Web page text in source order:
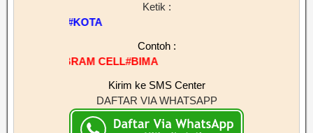
Ketik :
Contoh :
CELL#BIMA
Kirim ke SMS Center
DAFTAR VIA WHATSAPP